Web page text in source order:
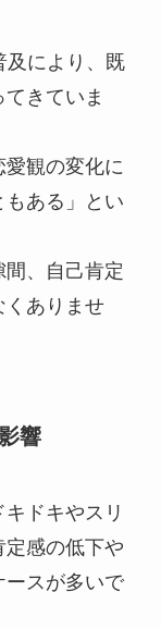
及により、既
きていま
愛観の変化に
もある」とい
、自己肯定
くありませ
響
ドキやスリ
定感の低下や
ースが多いで